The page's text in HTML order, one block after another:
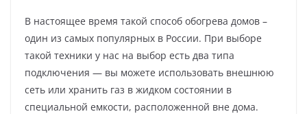
В настоящее время такой способ обогрева домов –
один из самых популярных в России. При выборе
такой техники у нас на выбор есть два типа
подключения — вы можете использовать внешнюю
сеть или хранить газ в жидком состоянии в
специальной емкости, расположенной вне дома.